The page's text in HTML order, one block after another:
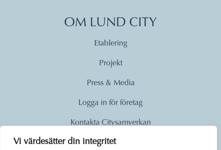
Vi värdesätter din integritet
OM LUND CITY
Etablering
Projekt
Press & Media
Logga in för företag
Kontakta Citysamverkan